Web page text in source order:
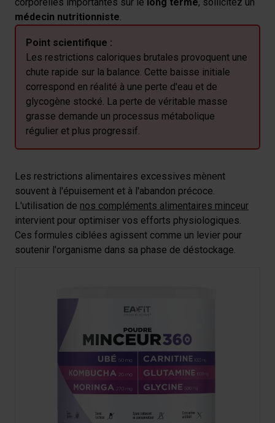
collectées lors de votre utilisation de leurs services.
médecin nutritionniste.
Point scientifique :
Les restrictions caloriques brutales provoquent une
chute rapide sur la balance. Cette baisse initiale
correspond en réalité à une perte d'eau et de
glycogène stocké. La perte de véritable masse
grasse demande un processus métabolique
régulier et plus progressif.
Les restrictions alimentaires excessives mènent
souvent à l'épuisement et à l'abandon précoce.
L'utilisation de nos compléments alimentaires minceur
intervient pour optimiser vos efforts physiologiques.
Ces formules ciblées agissent comme un levier pour
soutenir l'organisme dans sa phase de déstockage.